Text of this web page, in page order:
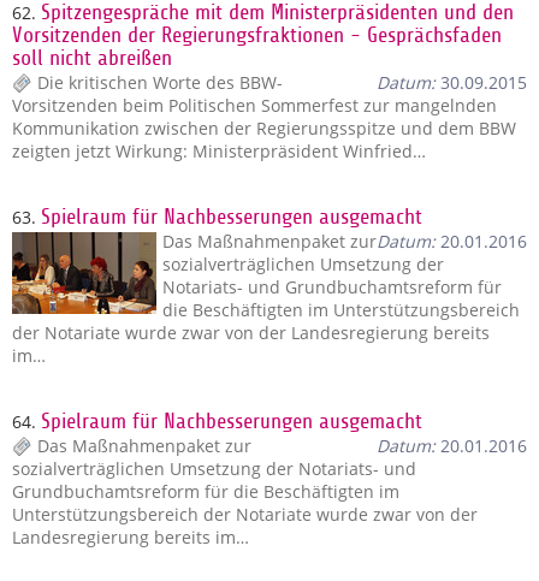
62. Spitzengespräche mit dem Ministerpräsidenten und den
Vorsitzenden der Regierungsfraktionen - Gesprächsfaden
soll nicht abreißen
Datum:30.09.2015
Die kritischen Worte des BBW-
Vorsitzenden beim Politischen Sommerfest zur mangelnden
Kommunikation zwischen der Regierungsspitze und dem BBW
zeigten jetzt Wirkung: Ministerpräsident Winfried…
63. Spielraum für Nachbesserungen ausgemacht
Datum:20.01.2016
Das Maßnahmenpaket zur
sozialverträglichen Umsetzung der
Notariats- und Grundbuchamtsreform für
die Beschäftigten im Unterstützungsbereich
der Notariate wurde zwar von der Landesregierung bereits
im…
64. Spielraum für Nachbesserungen ausgemacht
Datum:20.01.2016
Das Maßnahmenpaket zur
sozialverträglichen Umsetzung der Notariats- und
Grundbuchamtsreform für die Beschäftigten im
Unterstützungsbereich der Notariate wurde zwar von der
Landesregierung bereits im…